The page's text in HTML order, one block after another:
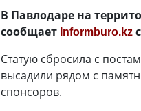
В Павлодаре на
сообщает Informburo.kz
Статую сбросила с
высадили рядом с
спонсоров.